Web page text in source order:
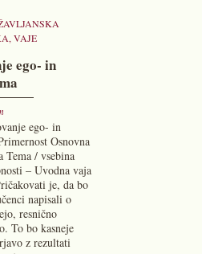
, VAJE
ego- in
ego- in
Osnovna
Tema / vsebina
– Uvodna vaja
je, da bo
napisali o
resnično
To bo kasneje
z rezultati